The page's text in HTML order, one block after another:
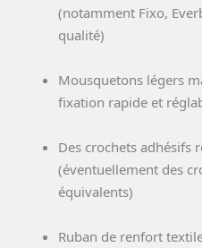
(notamment Fixo,
qualité)
Mousquetons légers
fixation rapide et
Des crochets adhésifs
(éventuellement des
équivalents)
Ruban de renfort